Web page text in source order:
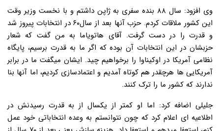
وی افزود: سال ۸۸ بنده سفری به ژاپن داشتم و با نخست وزیر وقت
این کشور ملاقات کردم. حزب آنها بعد از سال۶۰ در انتخابات پیروز شد
و قدرت را در دست گرفت. آقای هاتویاما به من گفت که شعار
حزبشان در این انتخابات آن بوده که اگر ما به قدرت برسیم، پایگاه
نظامی آمریکا در اوکیناوا را برخواهیم چید. ایشان میگفت ما در برابر
آمریکایی ها هرچقدر هم کوتاه آمدیم و اعتمادسازی کردیم، اما آنها بنا
ندارند که کشور ما را ترک کنند.
جلیلی اضافه کرد: اما او کمتر از یکسال از به قدرت رسیدنش در
اطلاعیه ای اعلام کرد که چون نتوانستم به وعده انتخاباتی خود عمل